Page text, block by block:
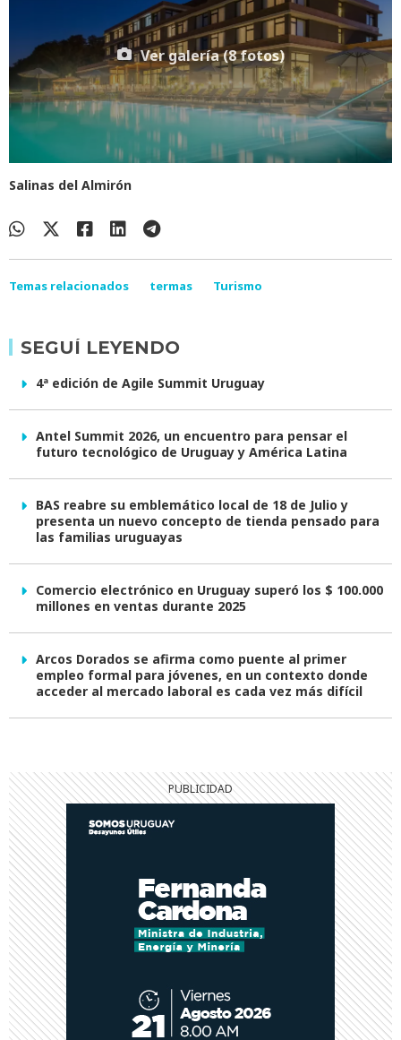
Ver galería (8 fotos)
Salinas del Almirón
Temas relacionados termas Turismo
SEGUÍ LEYENDO
4ª edición de Agile Summit Uruguay
Antel Summit 2026, un encuentro para pensar el
futuro tecnológico de Uruguay y América Latina
BAS reabre su emblemático local de 18 de Julio y
presenta un nuevo concepto de tienda pensado para
las familias uruguayas
Comercio electrónico en Uruguay superó los $ 100.000
millones en ventas durante 2025
Arcos Dorados se afirma como puente al primer
empleo formal para jóvenes, en un contexto donde
acceder al mercado laboral es cada vez más difícil